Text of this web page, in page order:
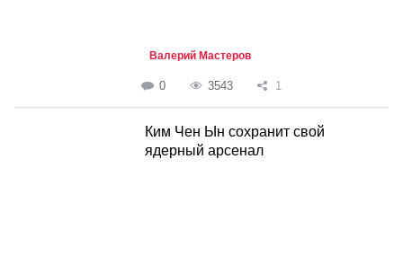
Валерий Мастеров
0 3543 1
Ким Чен Ын сохранит свой
ядерный арсенал